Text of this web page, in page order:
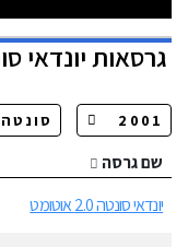
גרסאותיונדאי
שם גרסה
יונדאי סונטה 2.0 אוטומט